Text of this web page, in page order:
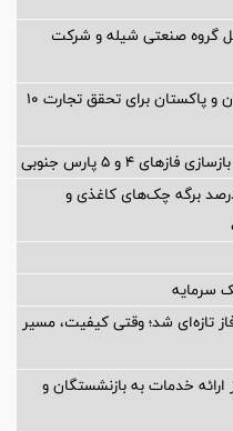
گروه صنعتی شیله و شركت
امضای یادداشت تفاهم همکاری ایران و پاکستان برای تحقق تجارت ۱۰
۴ و ۵ پارس جنوبی
جداگانه تعیین تکلیف 80 درصد برگه چک‌های کاغذی و
سرمایه
تازه‌ای شد؛ وقتی کیفیت، مسیر
ارائه خدمات به بازنشستگان و